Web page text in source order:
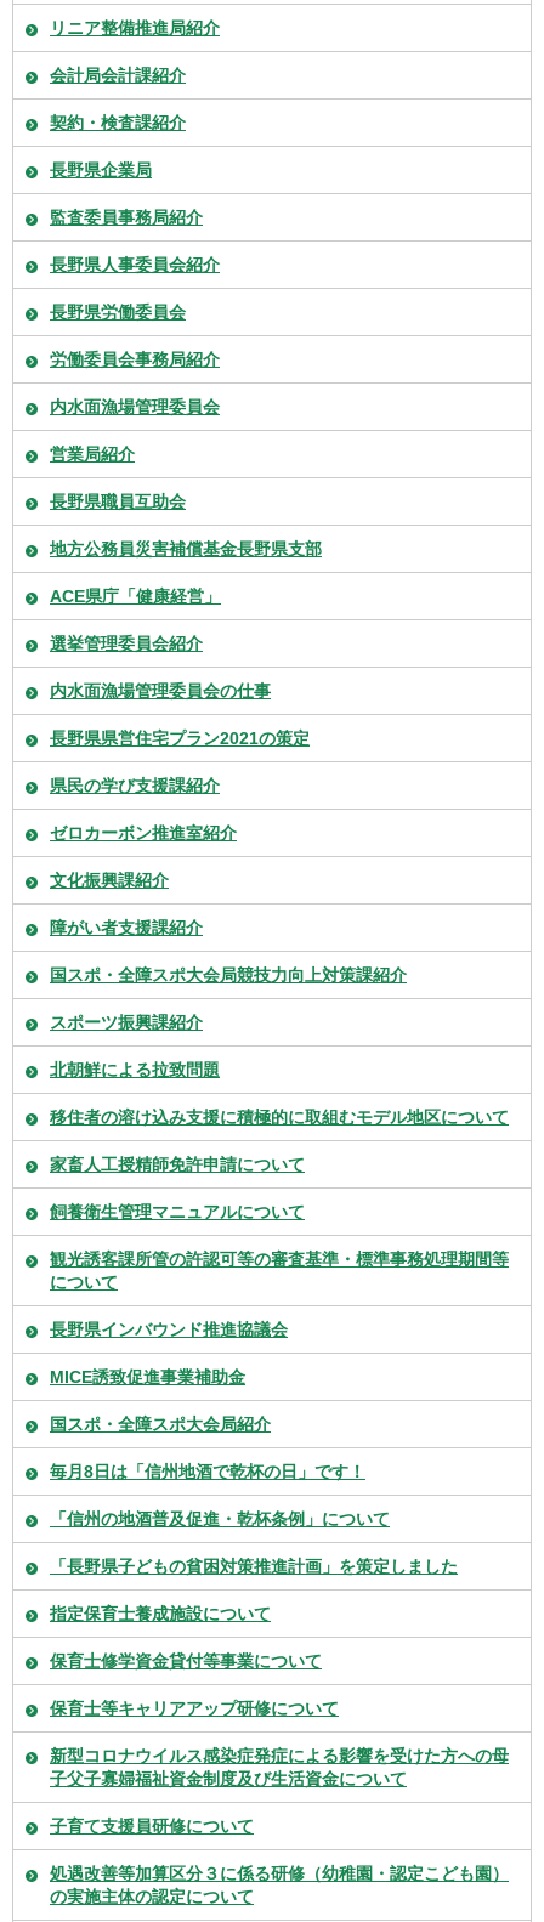
リニア整備推進局紹介
会計局会計課紹介
契約・検査課紹介
長野県企業局
監査委員事務局紹介
長野県人事委員会紹介
長野県労働委員会
労働委員会事務局紹介
内水面漁場管理委員会
営業局紹介
長野県職員互助会
地方公務員災害補償基金長野県支部
ACE県庁「健康経営」
選挙管理委員会紹介
内水面漁場管理委員会の仕事
長野県県営住宅プラン2021の策定
県民の学び支援課紹介
ゼロカーボン推進室紹介
文化振興課紹介
障がい者支援課紹介
国スポ・全障スポ大会局競技力向上対策課紹介
スポーツ振興課紹介
北朝鮮による拉致問題
移住者の溶け込み支援に積極的に取組むモデル地区について
家畜人工授精師免許申請について
飼養衛生管理マニュアルについて
観光誘客課所管の許認可等の審査基準・標準事務処理期間等
について
長野県インバウンド推進協議会
MICE誘致促進事業補助金
国スポ・全障スポ大会局紹介
毎月8日は「信州地酒で乾杯の日」です！
「信州の地酒普及促進・乾杯条例」について
「長野県子どもの貧困対策推進計画」を策定しました
指定保育士養成施設について
保育士修学資金貸付等事業について
保育士等キャリアアップ研修について
新型コロナウイルス感染症発症による影響を受けた方への母
子父子寡婦福祉資金制度及び生活資金について
子育て支援員研修について
処遇改善等加算区分３に係る研修（幼稚園・認定こども園）
の実施主体の認定について